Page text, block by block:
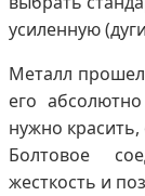
усиленную
Металл
его
нужно
Болтовое
жесткость и